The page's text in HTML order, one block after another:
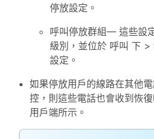
停放設定 。
呼叫停放群組— 這些設
級別，並位於 呼叫 下 >
設定。
如果停放用戶的線路在其他
控，則這些電話也會收到恢
用戶端所示。